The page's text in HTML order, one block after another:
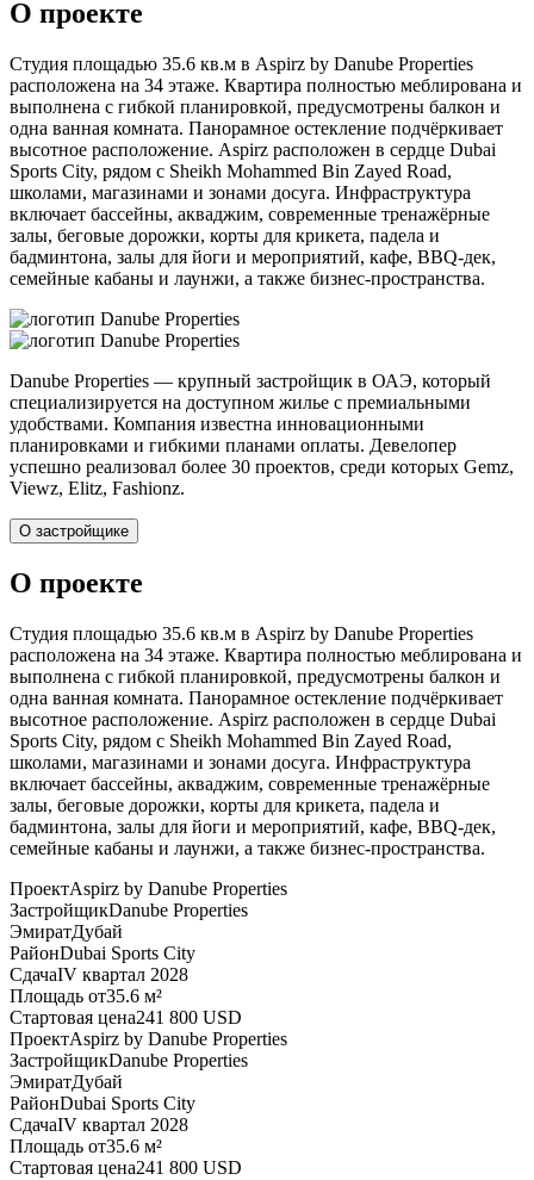
О проекте
Студия площадью 35.6 кв.м в Aspirz by Danube Properties
расположена на 34 этаже. Квартира полностью меблирована и
выполнена с гибкой планировкой, предусмотрены балкон и
одна ванная комната. Панорамное остекление подчёркивает
высотное расположение. Aspirz расположен в сердце Dubai
Sports City, рядом с Sheikh Mohammed Bin Zayed Road,
школами, магазинами и зонами досуга. Инфраструктура
включает бассейны, акваджим, современные тренажёрные
залы, беговые дорожки, корты для крикета, падела и
бадминтона, залы для йоги и мероприятий, кафе, BBQ-дек,
семейные кабаны и лаунжи, а также бизнес-пространства.
Danube Properties — крупный застройщик в ОАЭ, который
специализируется на доступном жилье с премиальными
удобствами. Компания известна инновационными
планировками и гибкими планами оплаты. Девелопер
успешно реализовал более 30 проектов, среди которых Gemz,
Viewz, Elitz, Fashionz.
О застройщике
О проекте
Студия площадью 35.6 кв.м в Aspirz by Danube Properties
расположена на 34 этаже. Квартира полностью меблирована и
выполнена с гибкой планировкой, предусмотрены балкон и
одна ванная комната. Панорамное остекление подчёркивает
высотное расположение. Aspirz расположен в сердце Dubai
Sports City, рядом с Sheikh Mohammed Bin Zayed Road,
школами, магазинами и зонами досуга. Инфраструктура
включает бассейны, акваджим, современные тренажёрные
залы, беговые дорожки, корты для крикета, падела и
бадминтона, залы для йоги и мероприятий, кафе, BBQ-дек,
семейные кабаны и лаунжи, а также бизнес-пространства.
ПроектAspirz by Danube Properties
ЗастройщикDanube Properties
ЭмиратДубай
РайонDubai Sports City
СдачаIV квартал 2028
Площадь от35.6 м²
Стартовая цена241 800 USD
ПроектAspirz by Danube Properties
ЗастройщикDanube Properties
ЭмиратДубай
РайонDubai Sports City
СдачаIV квартал 2028
Площадь от35.6 м²
Стартовая цена241 800 USD